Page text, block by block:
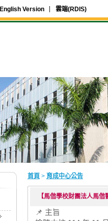
English Version 雲端(RDIS)
首頁 > 育成中心公告
【馬偕學校財團法人馬
📌 主旨